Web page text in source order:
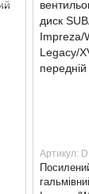
Артикул: